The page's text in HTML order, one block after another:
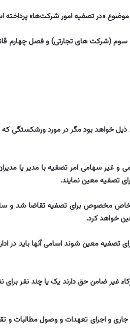
«در تصفیه امور شرکت‌ها» پرداخته
(شرکت های تجارتی) و فصل چهارم
ذیل خواهد بود مگر در مورد ورشکستگی
و غیر سهامی امر تصفیه با مدیر یا
تصفیه معین نمایند.
اشخاص مخصوص برای تصفیه تقاضا شد و
خواهد کرد.
تصفیه معین شوند اسامی آنها باید در
غیر ضامن حق دارند یک یا چند نفر برای
جاری و اجرای تعهدات و وصول مطالبات